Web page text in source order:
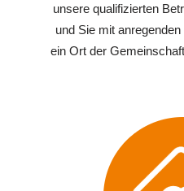
unsere qualifizierten
und Sie mit
ein Ort der